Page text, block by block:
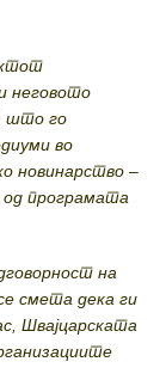
неговото
што го
во
новинарство –
програмата
на
смета дека ги
Швајцарската